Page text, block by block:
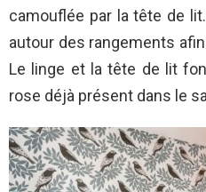
camouflée par la tête de
autour des rangements
Le linge et la tête de lit
rose déjà présent dans le